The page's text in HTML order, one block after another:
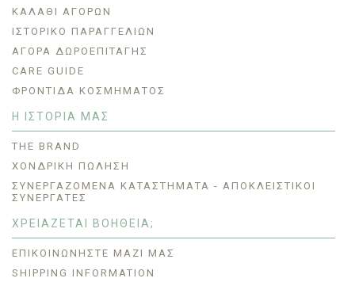
ΚΑΛΆΘΙ ΑΓΟΡΏΝ
ΙΣΤΟΡΙΚΌ ΠΑΡΑΓΓΕΛΙΏΝ
ΑΓΟΡΆ ΔΩΡΟΕΠΙΤΑΓΉΣ
CARE GUIDE
ΦΡΟΝΤΊΔΑ ΚΟΣΜΉΜΑΤΟΣ
Η ΙΣΤΟΡΙΑ ΜΑΣ
THE BRAND
ΧΟΝΔΡΙΚΗ ΠΩΛΗΣΗ
ΣΥΝΕΡΓΑΖΌΜΕΝΑ ΚΑΤΑΣΤΉΜΑΤΑ - ΑΠΟΚΛΕΙΣΤΙΚΟΊ
ΣΥΝΕΡΓΆΤΕΣ
ΧΡΕΙΑΖΕΤΑΙ ΒΟΗΘΕΙΑ;
ΕΠΙΚΟΙΝΩΝΉΣΤΕ ΜΑΖΊ ΜΑΣ
SHIPPING INFORMATION